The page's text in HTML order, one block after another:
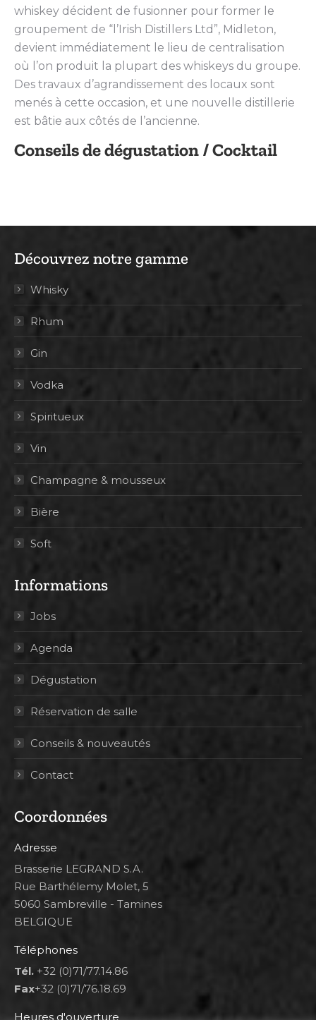
whiskey décident de fusionner pour former le
groupement de “l’Irish Distillers Ltd”, Midleton,
devient immédiatement le lieu de centralisation
où l’on produit la plupart des whiskeys du groupe.
Des travaux d’agrandissement des locaux sont
menés à cette occasion, et une nouvelle distillerie
est bâtie aux côtés de l’ancienne.
Conseils de dégustation / Cocktail
Découvrez notre gamme
Whisky
Rhum
Gin
Vodka
Spiritueux
Vin
Champagne & mousseux
Bière
Soft
Informations
Jobs
Agenda
Dégustation
Réservation de salle
Conseils & nouveautés
Contact
Coordonnées
Adresse
Brasserie LEGRAND S.A.
Rue Barthélemy Molet, 5
5060 Sambreville - Tamines
BELGIQUE
Téléphones
Tél. +32 (0)71/77.14.86
Fax+32 (0)71/76.18.69
Heures d'ouverture